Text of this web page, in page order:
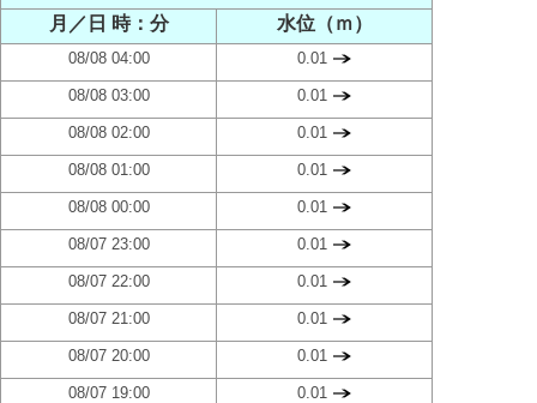
月／日 時：分
水位（ｍ）
08/08 04:00 0.01
08/08 03:00 0.01
08/08 02:00 0.01
08/08 01:00 0.01
08/08 00:00 0.01
08/07 23:00 0.01
08/07 22:00 0.01
08/07 21:00 0.01
08/07 20:00 0.01
08/07 19:00 0.01